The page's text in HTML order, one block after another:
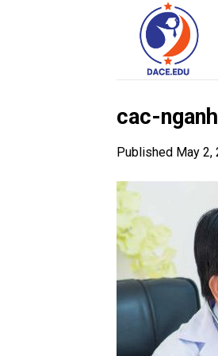
cac-
Published May 2,